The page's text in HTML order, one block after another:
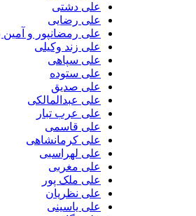
علی دشتی
علی رضایی
علی رمضانپور و آمین بند
علی زند وکیلی
علی سپاهی
علی ستوده
علی صدیق
علی عبدالمالکی
علی عرب تبار
علی قاسمی
علی کرمانشاهی
علی لهراسبی
علی مغربی
علی ملک پور
علی نظریان
علی یاسینی